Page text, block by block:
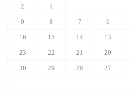
1
2
6
7
8
9
13
14
15
16
20
21
22
23
27
28
29
30